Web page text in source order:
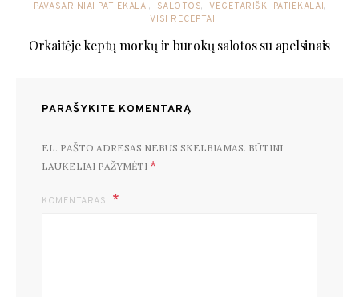
PAVASARINIAI PATIEKALAI SALOTOS
VEGETARIŠKI PATIEKALAI
VISI RECEPTAI
Orkaitėje keptų morkų ir burokų salotos su apelsinais
PARAŠYKITE KOMENTARĄ
EL. PAŠTO ADRESAS NEBUS SKELBIAMAS. BŪTINI
LAUKELIAI PAŽYMĖTI *
KOMENTARAS